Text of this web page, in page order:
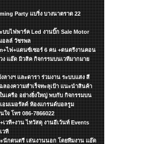
Party แบริ่ง บางนาตราด 22
ะบบไฟพาร์ค Led งานบิ๊ก Sale Motor
อลล์ วัชรพล
m+ไฟ+แดนซ์เซอร์ 6 คน +ดนตรีงานคอน
ง แอ๊ด มิวสิค กิจกรรมบนเวทีมากมาย
ลางฯ และดารา ร่วมงาน ระบบแสง สี
ลองความสำเร็จทะลุเป้า แนะนำสินค้า
นเครือ อย่างยิ่งใหญ่ พบกับ กิจกรรมบน
อมเมอรัลด์ ห้องแกรนด์บอลรูม
ใจ โทร 086-7866022
+เวที+งาน ไทวัสดุ งานอีเว้นท์ Events
วที
นักดนตรี เล่นงานนอก โดยทีมงาน แอ๊ด